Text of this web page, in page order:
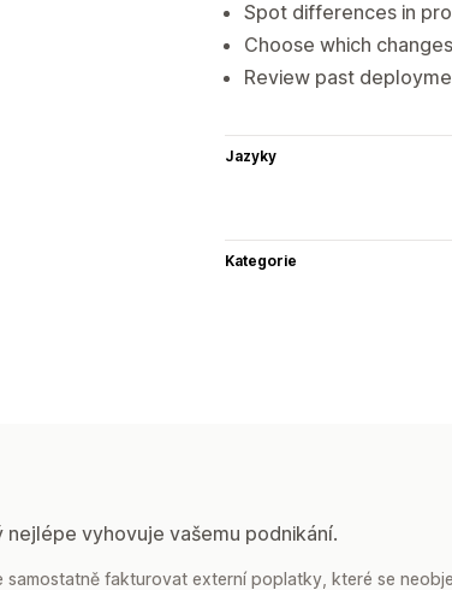
Spot differences in
Choose which
Review past
Jazyky
Kategorie
vyhovuje vašemu podnikání.
samostatně fakturovat externí poplatky, které se